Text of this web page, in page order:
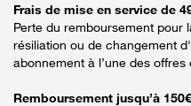
Frais de mise en service de
Perte du remboursement pour
résiliation ou de changement
abonnement à l’une des offres
Remboursement jusqu’à 150€